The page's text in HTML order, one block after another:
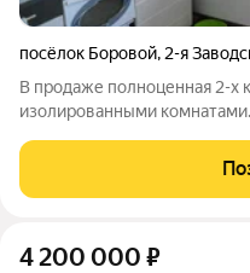
посёлок Боровой, 2-я
В продаже полноценная 2-х
изолированными
доступность. Большой
застеклена)шириной на
4 200 000 ₽